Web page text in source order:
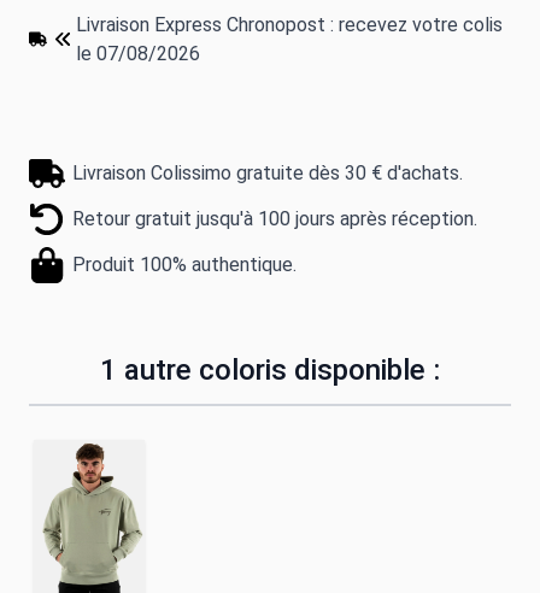
Livraison Express Chronopost : recevez votre colis
le 07/08/2026
Livraison Colissimo gratuite dès 30 € d'achats.
Retour gratuit jusqu'à 100 jours après réception.
Produit 100% authentique.
1 autre coloris disponible :